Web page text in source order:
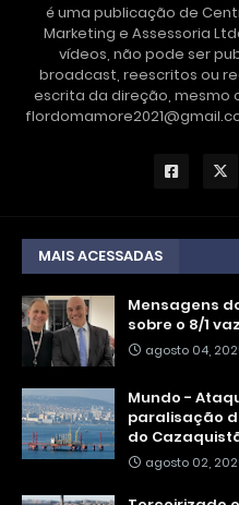
é uma publicação de
Marketing e Assessoria
vídeos, não pode ser
broadcast, reescritos ou
escrita da direção, mesmo
MAIS ACESSADAS
Mensagens
sobre o 8/1
agosto 04,
Mundo -
paralisação
do
agosto 02,